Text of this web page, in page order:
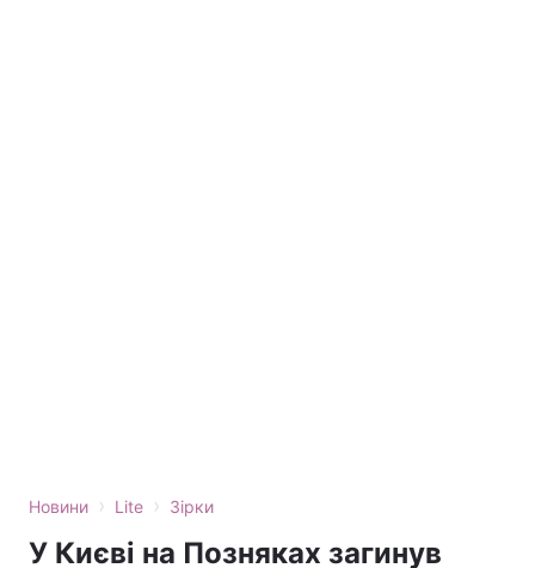
Новини › Lite › Зірки
У Києві на Позняках загинув